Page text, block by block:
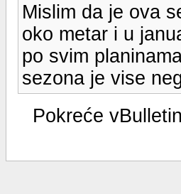
Mislim da je ova
oko metar i u
po svim
sezona je vise
Pokreće